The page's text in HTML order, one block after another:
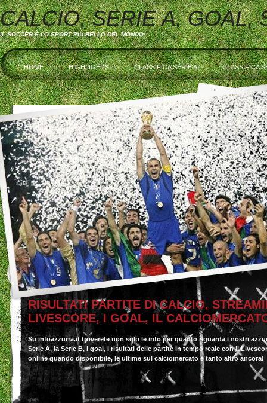
CALCIO, SERIE A, GOAL,
IL SOCCER È LO SPORT PIÙ BELLO DEL MONDO!
HOME HIGHLIGHTS CLASSIFICA SERIE A CLASSIFICA
RISULTATI PARTITE DI CALCIO,
LIVESCORE, I GOAL, IL
Su infoazzurra.it troverete non solo le info per quanto riguarda i nostri
Serie A, la Serie B, i goal, i risultati delle partite in tempo reale con il
online quando disponibile, le ultime sul calciomercato e tanto altro ancora!